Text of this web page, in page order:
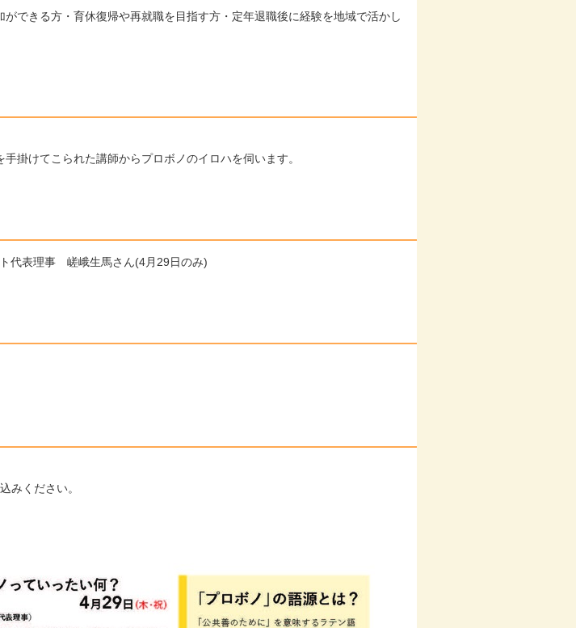
ができる方・育休復帰や再就職を目指す方・定年退職後に経験を地域で活かし
掛けてこられた講師からプロボノのイロハを伺います。
代表理事 嵯峨生馬さん(4月29日のみ)
みください。